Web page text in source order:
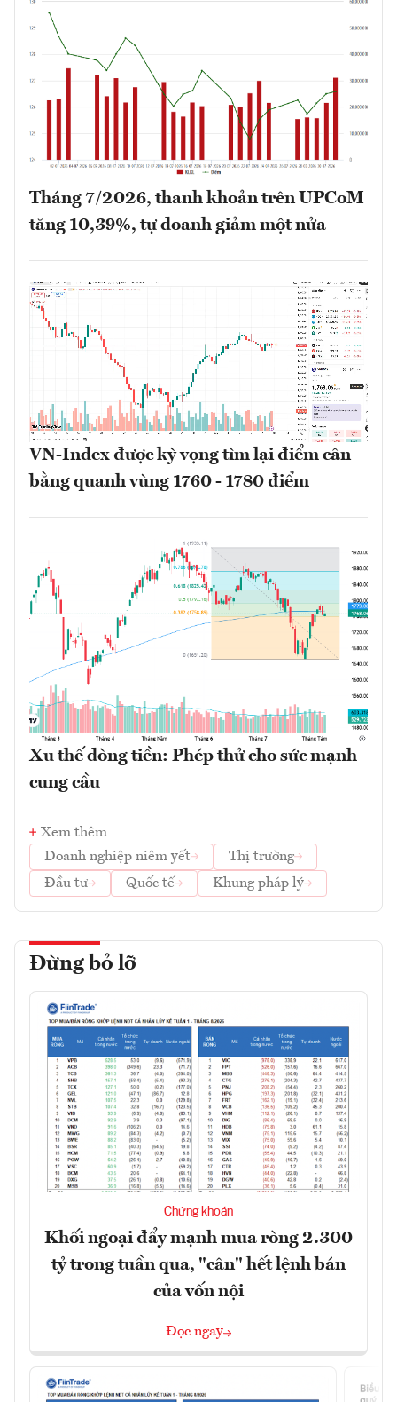
Tháng 7/2026, thanh khoản trên UPCoM
tăng 10,39%, tự doanh giảm một nửa
VN-Index được kỳ vọng tìm lại điểm cân
bằng quanh vùng 1760 - 1780 điểm
Xu thế dòng tiền: Phép thử cho sức mạnh
cung cầu
Xem thêm
Doanh nghiệp niêm yết
Thị trường
Đầu tư
Quốc tế Khung pháp lý
Đừng bỏ lỡ
Chứng khoán
Khối ngoại đẩy mạnh mua ròng 2.300
tỷ trong tuần qua, "cân" hết lệnh bán
của vốn nội
Đọc ngay